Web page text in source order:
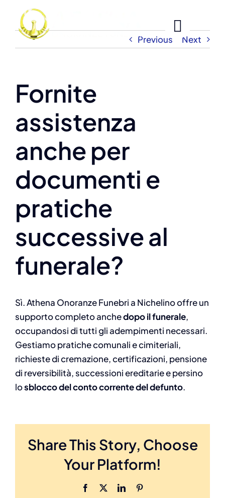
content
Previous Next
Fornite
assistenza
anche per
documenti e
pratiche
successive al
funerale?
Sì. Athena Onoranze Funebri a Nichelino offre un
supporto completo anchedopo il funerale,
occupandosi di tutti gli adempimenti necessari.
Gestiamo pratiche comunali e cimiteriali,
richieste di cremazione, certificazioni, pensione
di reversibilità, successioni ereditarie e persino
losblocco del conto corrente del defunto.
Share This Story, Choose
Your Platform!
FacebookLinkedIn